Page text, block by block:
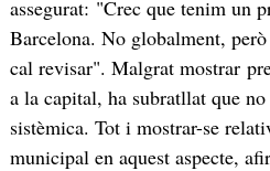
assegurat: "Crec que tenim un
Barcelona. No globalment,
cal revisar". Malgrat mostrar
a la capital, ha subratllat que
sistèmica. Tot i mostrar-se
municipal en aquest aspecte,